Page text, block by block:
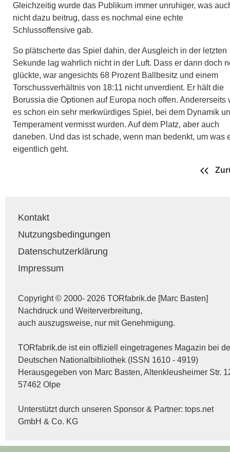
Gleichzeitig wurde das Publikum immer unruhiger, was
nicht dazu beitrug, dass es nochmal eine echte
Schlussoffensive gab.
So plätscherte das Spiel dahin, der Ausgleich in der letzten
Sekunde lag wahrlich nicht in der Luft. Dass er dann doch
glückte, war angesichts 68 Prozent Ballbesitz und einem
Torschussverhältnis von 18:11 nicht unverdient. Er hält die
Borussia die Optionen auf Europa noch offen. Andererseits
es schon ein sehr merkwürdiges Spiel, bei dem Dynamik
Temperament vermisst wurden. Auf dem Platz, aber auch
daneben. Und das ist schade, wenn man bedenkt, um was
eigentlich geht.
Kontakt
Nutzungsbedingungen
Datenschutzerklärung
Impressum
Copyright © 2000- 2026 TORfabrik.de [Marc Basten]
Nachdruck und Weiterverbreitung,
auch auszugsweise, nur mit Genehmigung.
TORfabrik.de ist ein offiziell eingetragenes Magazin bei
Deutschen Nationalbibliothek (ISSN 1610 - 4919)
Herausgegeben von Marc Basten, Altenkleusheimer Str.
57462 Olpe
Unterstützt durch unseren Sponsor & Partner: tops.net
GmbH & Co. KG